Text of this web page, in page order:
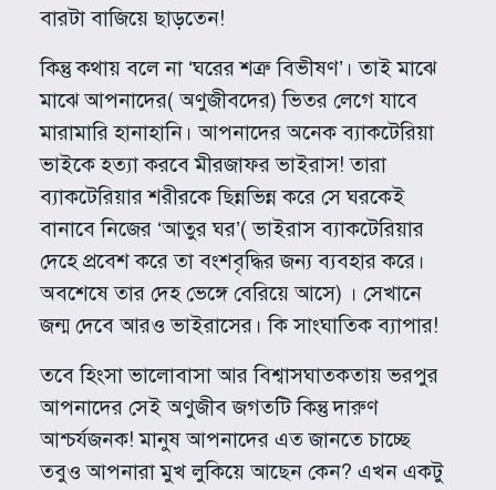
বারটা বাজিয়ে ছাড়তেন!
কিন্তু কথায় বলে না ‘ঘরের শত্রু বিভীষণ’। তাই মাঝে
মাঝে আপনাদের( অণুজীবদের) ভিতর লেগে যাবে
মারামারি হানাহানি। আপনাদের অনেক ব্যাকটেরিয়া
ভাইকে হত্যা করবে মীরজাফর ভাইরাস! তারা
ব্যাকটেরিয়ার শরীরকে ছিন্নভিন্ন করে সে ঘরকেই
বানাবে নিজের ‘আতুর ঘর’( ভাইরাস ব্যাকটেরিয়ার
দেহে প্রবেশ করে তা বংশবৃদ্ধির জন্য ব্যবহার করে।
অবশেষে তার দেহ ভেঙ্গে বেরিয়ে আসে) । সেখানে
জন্ম দেবে আরও ভাইরাসের। কি সাংঘাতিক ব্যাপার!
তবে হিংসা ভালোবাসা আর বিশ্বাসঘাতকতায় ভরপুর
আপনাদের সেই অণুজীব জগতটি কিন্তু দারুণ
আশ্চর্যজনক! মানুষ আপনাদের এত জানতে চাচ্ছে
তবুও আপনারা মুখ লুকিয়ে আছেন কেন? এখন একটু